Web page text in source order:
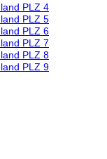
PLZ 4
PLZ 5
PLZ 6
PLZ 7
PLZ 8
PLZ 9